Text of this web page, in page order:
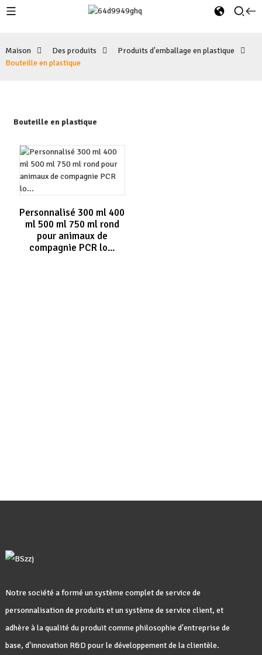
Maison Des produits
Produits d'emballage en plastique
Bouteille en plastique
Bouteille en plastique
Personnalisé 300 ml 400
ml 500 ml 750 ml rond
pour animaux de
compagnie PCR lo...
Notre société a formé un système complet de service de
personnalisation de produits et un système de service client, et
adhère à la qualité du produit comme philosophie d'entreprise de
base, d'innovation R&D pour le développement de la clientèle.